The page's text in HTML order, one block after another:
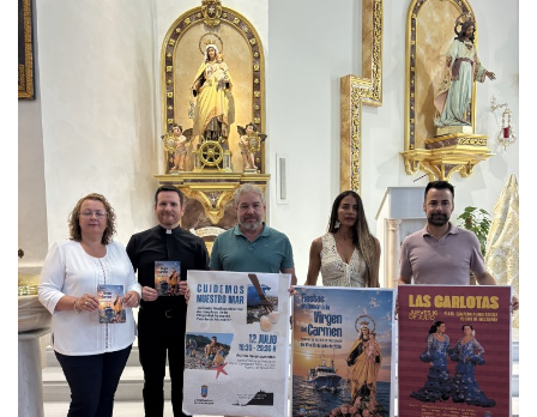
Reportajes
Empresas
Mapa de Mazarrón
Vídeos
Galerías
Contacto
Empresas